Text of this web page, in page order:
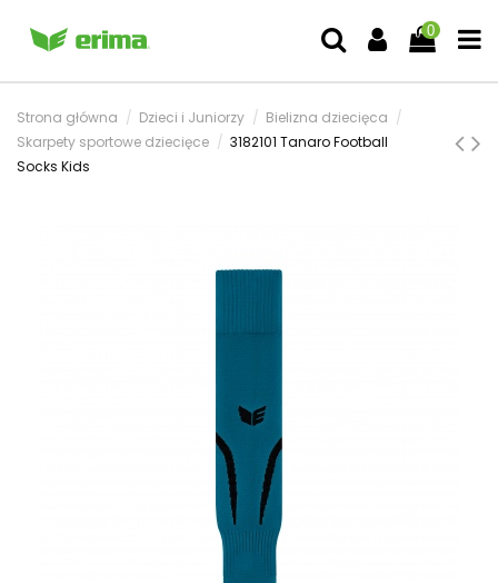
0
Strona główna Dzieci i Juniorzy
Bielizna dziecięca
Skarpety sportowe dziecięce
3182101 Tanaro Football
Socks Kids